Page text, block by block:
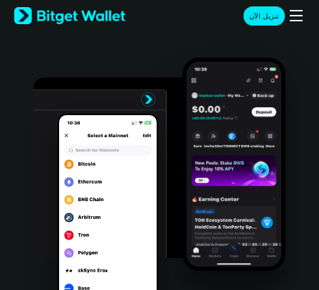
English
日本語
Türkçe
Português (Portugal)
Bahasa Indonesia
تنزيل الآن